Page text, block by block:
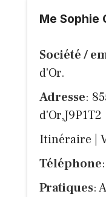
Me Sophie
Société /
d'Or.
Adresse:
d'Or,J9P1T2
Itinéraire
Téléphone
Pratiques: